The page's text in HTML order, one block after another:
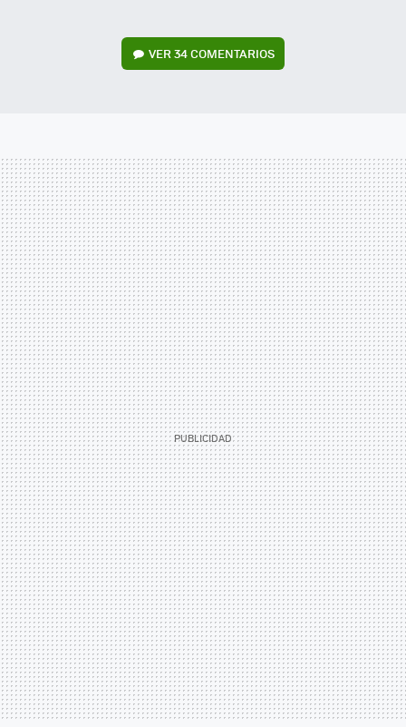
VER34 COMENTARIOS